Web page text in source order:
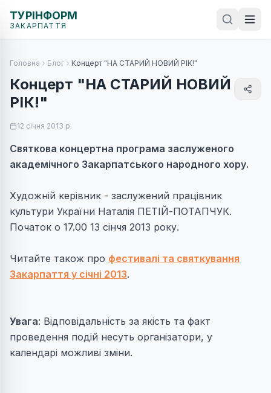
ТУРІНФОРМ
ЗАКАРПАТТЯ
Головна Блог Концерт "НА СТАРИЙ НОВИЙ РІК!"
Концерт "НА СТАРИЙ НОВИЙ
РІК!"
12 січня 2013 р.
Святкова концертна програма заслуженого
академічного Закарпатського народного хору.
Художній керівник - заслужений працівник
культури України Наталія ПЕТІЙ-ПОТАПЧУК.
Початок о 17.00 13 сінчя 2013 року.
Читайте також про фестивалі та святкування
Закарпаття у січні 2013.
Увага: Відповідальність за якість та факт
проведення подій несуть організатори, у
календарі можливі зміни.